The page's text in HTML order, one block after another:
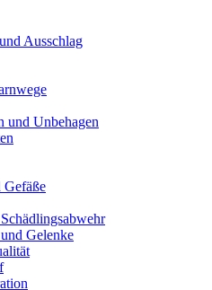
Ausschlag
und Unbehagen
Gelenke